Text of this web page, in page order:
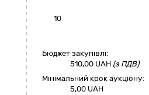
10
Бюджет закупівлі:
510,00 UAH (з ПДВ)
Мінімальний крок аукціону:
5,00 UAH